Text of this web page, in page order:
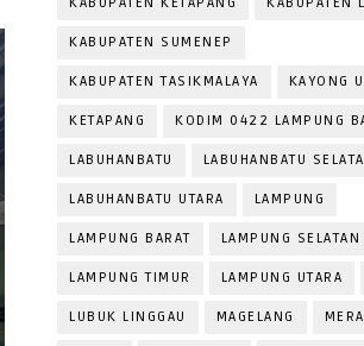
KABUPATEN SUMENEP
KABUPATEN TASIKMALAYA KAYONG
KETAPANG KODIM 0422 LAMPUNG
LABUHANBATU LABUHANBATU
LABUHANBATU UTARA LAMPUNG
LAMPUNG BARAT LAMPUNG SELATAN
LAMPUNG TIMUR LAMPUNG UTARA
LUBUK LINGGAU MAGELANG